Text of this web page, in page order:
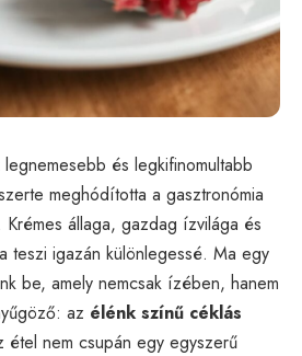
és legkifinomultabb
meghódította a gasztronómia
állaga, gazdag ízvilága és
teszi igazán különlegessé. Ma egy
be, amely nemcsak ízében, hanem
az élénk színű céklás
étel nem csupán egy egyszerű